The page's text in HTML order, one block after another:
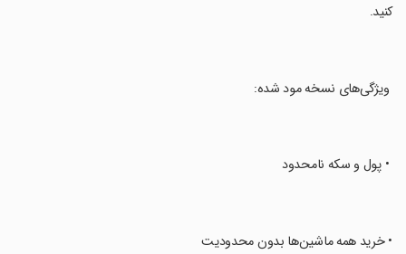
کنید.
‏ ویژگی‌های نسخه مود شده:
‏ • پول و سکه نامحدود
‏• خرید همه‌ ماشین‌ها بدون محدودیت